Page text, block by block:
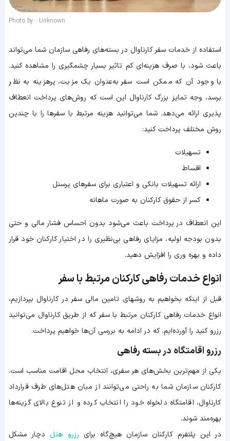
Photo by : Unknown
استفاده از خدمات سفر کارناوال در بسته‌های رفاهی سازمان شما می‌تواند
باعث شود، با صرف هزینه‌ای کم تاثیر بسیار چشمگیری را مشاهده کنید.
با وجود آن که ممکن است سفر به‌عنوان یک مزیت، پرهزینه به نظر
برسد، وجه تمایز بزرگ کارناوال این است که روش‌های پرداخت انعطاف
پذیری ارائه می‌دهد. شما می‌توانید هزینه مرتبط با سفرها را با چندین
روش مختلف پرداخت کنید:
تسهیلات
اقساط
ارائه تسهیلات بانکی و اعتباری برای سفرهای پرسنل
کسر از حقوق کارکنان به صورت ماهانه
این انعطاف در پرداخت باعث می‌شود بدون احساس فشار مالی و حتی
بدون بودجه اولیه، مزایای رفاهی بی‌نظیری را در اختیار کارکنان خود قرار
داده و بهره وری را افزایش دهید.
انواع خدمات رفاهی کارکنان مرتبط با سفر
قبل از اینکه بخواهیم به روشهای تامین مالی سفر در کارناوال بپردازیم،
انواع خدمات رفاهی کارکنان مرتبط با سفر که از طریق کارناوال می‌توانید
رزرو کنید را آورده‌ایم. که در ادامه به بررسی آن‌ها خواهیم پرداخت.
رزرو اقامتگاه در بسته رفاهی
یکی از مهم‌ترین بخش‌های هر سفری، انتخاب محل اقامت مناسب است.
کارکنان سازمان شما به راحتی می‌توانند از میان هتل‌های طرف قرارداد
کارناوال، اقامتگاه دلخواه خود را انتخاب کرده و از تنوع بالای گزینه‌ها
بهره‌مند شوند.
در این پلتفرم کارکنان سازمان هیچ‌گاه برای رزرو هتل دچار مشکل